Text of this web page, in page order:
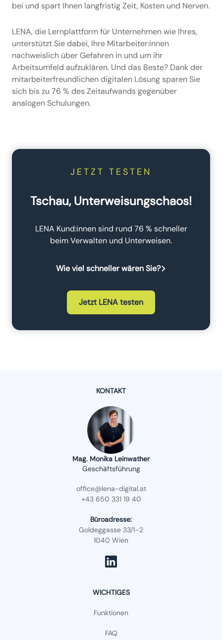
bei und spart Ihnen langfristig Zeit, Kosten und Nerven.
LENA, die Lernplattform für Unternehmen wie Ihres,
unterstützt Sie dabei, Ihre Mitarbeiter:innen
nachweislich über Gefahren in und um ihr
Arbeitsumfeld aufzuklären. Und das Beste? Dank der
mitarbeiterfreundlichen digitalen Lösung sparen Sie
sich bis zu 76 % des Zeitaufwands gegenüber
analogen Schulungen.
JETZT TESTEN
Tschau, Unterweisungschaos!
LENA Kund:innen sind rund 76 % schneller
beim Verwalten und Unterweisen.
Wie viel schneller wären Sie?
Jetzt LENA testen
KONTAKT
Mag. Monika Leinwather
Geschäftsführung
office@lena-digital.at
+43 650 331 19 40
Büroadresse:
Goldeggasse 33/1–2
1040 Wien
WICHTIGES
Funktionen
FAQ